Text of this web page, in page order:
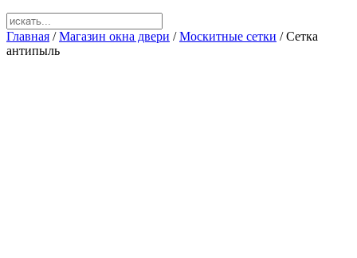
Главная /Магазин окна двери /Москитные сетки / Сетка
антипыль